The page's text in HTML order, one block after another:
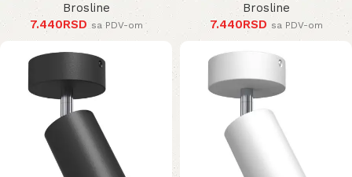
Brosline
7.440RSD sa PDV-om
Brosline
7.440RSD sa PDV-om